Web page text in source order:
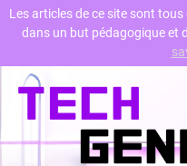
Skip
content
Les articles de ce site sont
dans un but pédagogique et